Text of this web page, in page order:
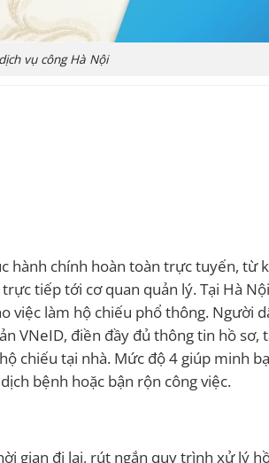
vụ công Hà Nội
hành chính hoàn toàn trực tuyến, từ
tiếp tới cơ quan quản lý. Tại Hà
việc làm hộ chiếu phổ thông. Người
VNeID, điền đầy đủ thông tin hồ sơ,
chiếu tại nhà. Mức độ 4 giúp minh
bệnh hoặc bận rộn công việc.
gian đi lại, rút ngắn quy trình xử lý